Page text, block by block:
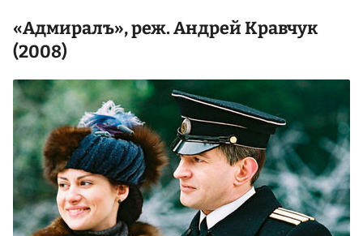
«Адмиралъ», реж. Андрей Кравчук
(2008)